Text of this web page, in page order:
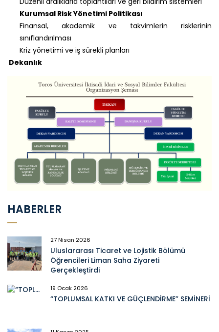
Kurumsal Risk Yönetimi Politikası
Finansal, akademik ve takvimlerin risklerinin
sınıflandırılması
Kriz yönetimi ve iş sürekli planları
Dekanlık
HABERLER
27 Nisan 2026
Uluslararası Ticaret ve Lojistik Bölümü
Öğrencileri Liman Saha Ziyareti
Gerçekleştirdi
19 Ocak 2026
“TOPLUMSAL KATKI VE GÜÇLENDİRME” SEMİNERİ